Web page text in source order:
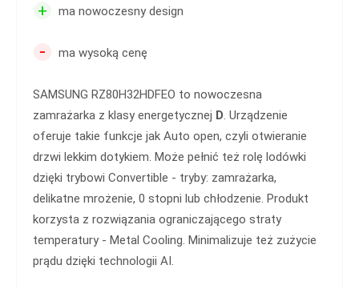
+ ma nowoczesny design
- ma wysoką cenę
SAMSUNG RZ80H32HDFEO to nowoczesna
zamrażarka z klasy energetycznej D. Urządzenie
oferuje takie funkcje jak Auto open, czyli otwieranie
drzwi lekkim dotykiem. Może pełnić też rolę lodówki
dzięki trybowi Convertible - tryby: zamrażarka,
delikatne mrożenie, 0 stopni lub chłodzenie. Produkt
korzysta z rozwiązania ograniczającego straty
temperatury - Metal Cooling. Minimalizuje też zużycie
prądu dzięki technologii AI.